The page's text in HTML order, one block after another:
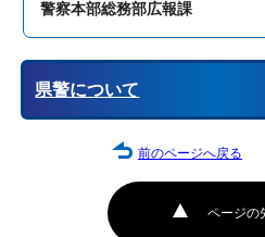
警察本部総務部広報課
県警について
ページの
前のページへ戻る